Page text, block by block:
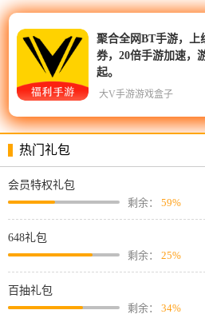
聚合全网BT手游，上
券，20倍手游加速，
起。
大V手游游戏盒子
热门礼包
会员特权礼包
剩余： 59%
648礼包
剩余： 25%
百抽礼包
剩余： 34%